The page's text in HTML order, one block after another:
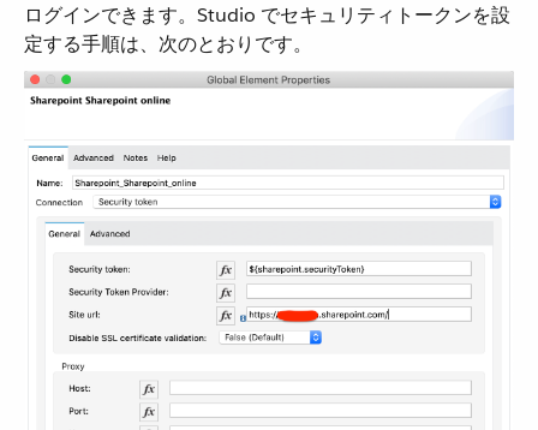
ログインできます。Studio でセキュリティトークンを設
定する手順は、次のとおりです。